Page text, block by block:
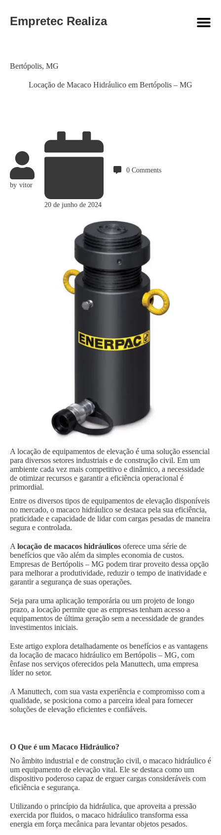
Empretec Realiza
Locação de Macaco Hidráulico em Bertópolis – MG
Category
Bertópolis, MG
by vitor
20 de junho de 2024
0 Comments
A locação de equipamentos de elevação é uma solução essencial
para diversos setores industriais e de construção civil. Em um
ambiente cada vez mais competitivo e dinâmico, a necessidade
de otimizar recursos e garantir a eficiência operacional é
primordial.
Entre os diversos tipos de equipamentos de elevação disponíveis
no mercado, o macaco hidráulico se destaca pela sua eficiência,
praticidade e capacidade de lidar com cargas pesadas de maneira
segura e controlada.
A locação de macacos hidráulicos oferece uma série de
benefícios que vão além da simples economia de custos.
Empresas de Bertópolis – MG podem tirar proveito dessa opção
para melhorar a produtividade, reduzir o tempo de inatividade e
garantir a segurança de suas operações.
Seja para uma aplicação temporária ou um projeto de longo
prazo, a locação permite que as empresas tenham acesso a
equipamentos de última geração sem a necessidade de grandes
investimentos iniciais.
Este artigo explora detalhadamente os benefícios e as vantagens
da locação de macaco hidráulico em Bertópolis – MG, com
ênfase nos serviços oferecidos pela Manuttech, uma empresa
líder no setor.
A Manuttech, com sua vasta experiência e compromisso com a
qualidade, se posiciona como a parceira ideal para fornecer
soluções de elevação eficientes e confiáveis.
O Que é um Macaco Hidráulico?
No âmbito industrial e de construção civil, o macaco hidráulico é
um equipamento de elevação vital. Ele se destaca como um
dispositivo poderoso capaz de erguer cargas consideráveis com
eficiência e segurança.
Utilizando o princípio da hidráulica, que aproveita a pressão
exercida por fluidos, o macaco hidráulico transforma essa
energia em força mecânica para levantar objetos pesados.